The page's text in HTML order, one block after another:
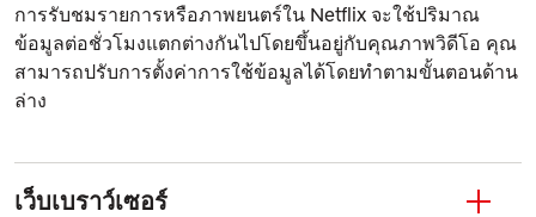
การรับชมรายการหรือภาพยนตร์ใน Netflix จะใช้ปริมาณ
ข้อมูลต่อชั่วโมงแตกต่างกันไปโดยขึ้นอยู่กับคุณภาพวิดีโอ คุณ
สามารถปรับการตั้งค่าการใช้ข้อมูลได้โดยทำตามขั้นตอนด้าน
ล่าง
เว็บเบราว์เซอร์